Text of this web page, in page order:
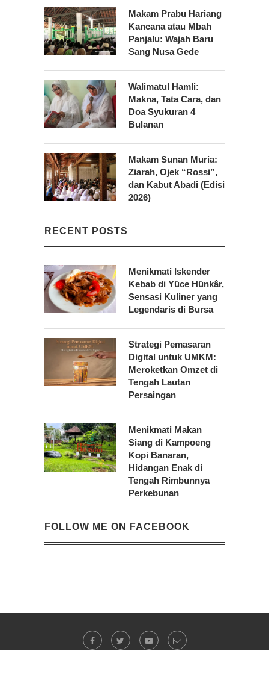
Makam Prabu Hariang
Kancana atau Mbah
Panjalu: Wajah Baru
Sang Nusa Gede
Walimatul Hamli:
Makna, Tata Cara, dan
Doa Syukuran 4
Bulanan
Makam Sunan Muria:
Ziarah, Ojek “Rossi”,
dan Kabut Abadi (Edisi
2026)
RECENT POSTS
Menikmati Iskender
Kebab di Yüce Hünkâr,
Sensasi Kuliner yang
Legendaris di Bursa
Strategi Pemasaran
Digital untuk UMKM:
Meroketkan Omzet di
Tengah Lautan
Persaingan
Menikmati Makan
Siang di Kampoeng
Kopi Banaran,
Hidangan Enak di
Tengah Rimbunnya
Perkebunan
FOLLOW ME ON FACEBOOK